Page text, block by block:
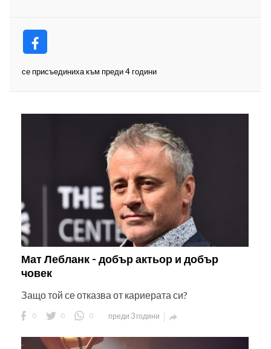
се присъединиха към преди 4 години
Мат Лебланк - добър актьор и добър
човек
Защо той се отказва от кариерата си?
0 0 0 преди 3 години 